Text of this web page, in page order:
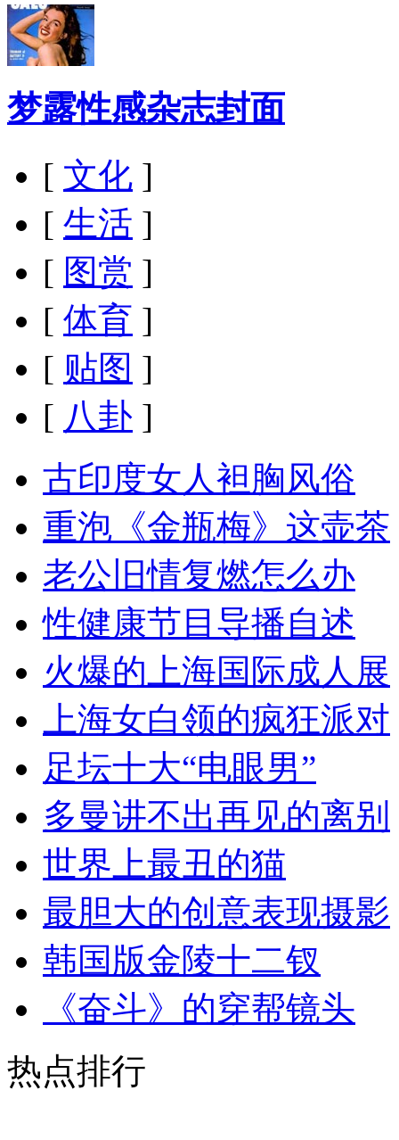
梦露性感杂志封面
[ 文化 ]
[ 生活 ]
[ 图赏 ]
[ 体育 ]
[ 贴图 ]
[ 八卦 ]
古印度女人袒胸风俗
重泡《金瓶梅》这壶茶
老公旧情复燃怎么办
性健康节目导播自述
火爆的上海国际成人展
上海女白领的疯狂派对
足坛十大“电眼男”
多曼讲不出再见的离别
世界上最丑的猫
最胆大的创意表现摄影
韩国版金陵十二钗
《奋斗》的穿帮镜头
热点排行